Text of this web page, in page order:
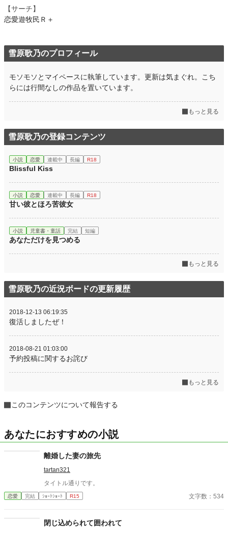
【サーチ】
恋愛遊牧民Ｒ＋
雪原歌乃のプロフィール
モソモソとマイペースに執筆しています。更新は気まぐれ。こち
らには行間なしの作品を置いています。
もっと見る
雪原歌乃の登録コンテンツ
小説 恋愛 連載中 長編 R18
Blissful Kiss
小説 恋愛 連載中 長編 R18
甘い彼とほろ苦彼女
小説 児童書・童話 完結 短編
あなただけを見つめる
もっと見る
雪原歌乃の近況ボードの更新履歴
2018-12-13 06:19:35
復活しましたぜ！
2018-08-21 01:03:00
予約投稿に関するお詫び
もっと見る
このコンテンツについて報告する
あなたにおすすめの小説
離婚した妻の旅先
tartan321
タイトル通りです。
恋愛 完結 ｼｮｰﾄｼｮｰﾄ R15 文字数：534
閉じ込められて囲われて